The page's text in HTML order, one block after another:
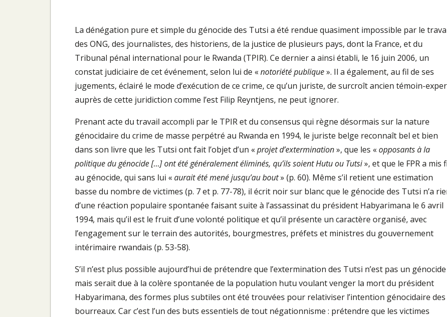
La dénégation pure et simple du génocide des Tutsi a été rendue quasiment impossible par le
des ONG, des journalistes, des historiens, de la justice de plusieurs pays, dont la France, et du
Tribunal pénal international pour le Rwanda (TPIR). Ce dernier a ainsi établi, le 16 juin 2006, un
constat judiciaire de cet événement, selon lui de «notoriété publique». Il a également, au fil de ses
jugements, éclairé le mode d’exécution de ce crime, ce qu’un juriste, de surcroît ancien témoin-
auprès de cette juridiction comme l’est Filip Reyntjens, ne peut ignorer.
Prenant acte du travail accompli par le TPIR et du consensus qui règne désormais sur la nature
génocidaire du crime de masse perpétré au Rwanda en 1994, le juriste belge reconnaît bel et bien
dans son livre que les Tutsi ont fait l’objet d’un «projet d’extermination», que les «opposants à la
politique du génocide […] ont été généralement éliminés, qu’ils soient Hutu ou Tutsi», et que le FPR a mis
au génocide, qui sans lui «aurait été mené jusqu’au bout» (p. 60). Même s’il retient une estimation
basse du nombre de victimes (p. 7 et p. 77-78), il écrit noir sur blanc que le génocide des Tutsi n’a
d’une réaction populaire spontanée faisant suite à l’assassinat du président Habyarimana le 6 avril
1994, mais qu’il est le fruit d’une volonté politique et qu’il présente un caractère organisé, avec
l’engagement sur le terrain des autorités, bourgmestres, préfets et ministres du gouvernement
intérimaire rwandais (p. 53-58).
S’il n’est plus possible aujourd’hui de prétendre que l’extermination des Tutsi n’est pas un génocide
mais serait due à la colère spontanée de la population hutu voulant venger la mort du président
Habyarimana, des formes plus subtiles ont été trouvées pour relativiser l’intention génocidaire des
bourreaux. Car c’est l’un des buts essentiels de tout négationnisme : prétendre que les victimes